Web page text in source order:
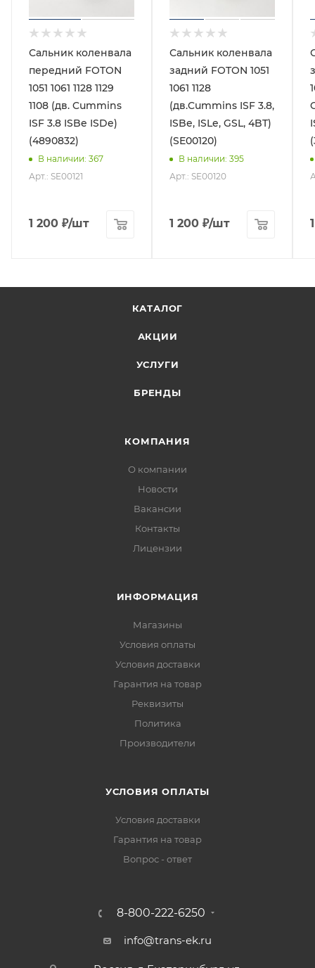
Сальник коленвала
передний FOTON
1051 1061 1128 1129
1108 (дв. Cummins
ISF 3.8 ISBe ISDe)
(4890832)
В наличии: 367
Арт.: SE00121
1 200 ₽/шт
Сальник коленвала
задний FOTON 1051
1061 1128
(дв.Cummins ISF 3.8,
ISBe, ISLe, GSL, 4BT)
(SE00120)
В наличии: 395
Арт.: SE00120
1 200 ₽/шт
КАТАЛОГ
АКЦИИ
УСЛУГИ
БРЕНДЫ
КОМПАНИЯ
О компании
Новости
Вакансии
Контакты
Лицензии
ИНФОРМАЦИЯ
Магазины
Условия оплаты
Условия доставки
Гарантия на товар
Реквизиты
Политика
Производители
УСЛОВИЯ ОПЛАТЫ
Условия доставки
Гарантия на товар
Вопрос - ответ
8-800-222-6250
info@trans-ek.ru